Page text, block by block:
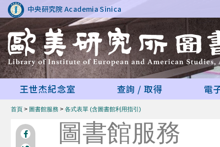
中央研究院 Academia Sinica
王世杰紀念室 查詢 / 取得 電
首頁 > 圖書館服務 > 各式表單 (含圖書館利用指引)
圖書館服務